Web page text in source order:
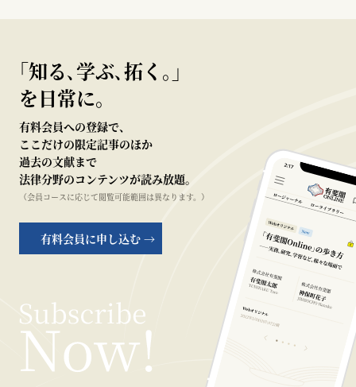
｢知る､学ぶ､拓く｡｣
を日常に。
有料会員への登録で、
ここだけの限定記事のほか
過去の文献まで
法律分野のコンテンツが読み放題。
（会員コースに応じて閲覧可能範囲は異なります。）
有料会員に申し込む →